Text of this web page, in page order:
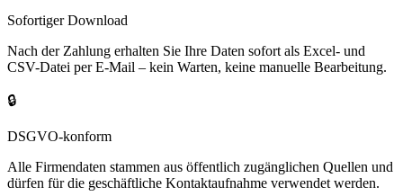
Sofortiger Download
Nach der Zahlung erhalten Sie Ihre Daten sofort als Excel- und
CSV-Datei per E-Mail – kein Warten, keine manuelle Bearbeitung.
🔒
DSGVO-konform
Alle Firmendaten stammen aus öffentlich zugänglichen Quellen und
dürfen für die geschäftliche Kontaktaufnahme verwendet werden.